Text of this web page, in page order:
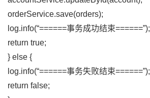
orderService.save(orders);
log.info(“======事务成功结束======”);
return true;
} else {
log.info(“======事务失败结束======”);
return false;